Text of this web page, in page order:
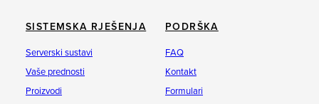
SISTEMSKA RJEŠENJA
Serverski sustavi
Vaše prednosti
Proizvodi
PODRŠKA
FAQ
Kontakt
Formulari